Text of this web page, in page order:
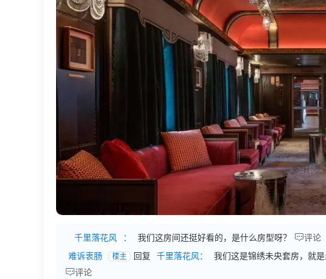
千里落花风 ： 我们这房间还挺好看的，是什么房型呀？ 评论
难诉衷肠
楼主 回复 千里落花风：
我们这是锦绣未央套房，就
评论